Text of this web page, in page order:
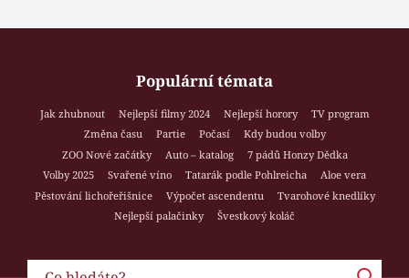
Populární témata
Jak zhubnout Nejlepší filmy 2024 Nejlepší horory
TV program
Změna času
Partie Počasí
Kdy budou volby
ZOO Nové začátky
Auto – katalog
7 pádů Honzy Dědka
Volby 2025
Svařené víno Tatarák podle Pohlreicha
Aloe vera
Pěstování lichořeřišnice
Výpočet ascendentu
Tvarohové knedlíky
Nejlepší palačinky
Švestkový koláč